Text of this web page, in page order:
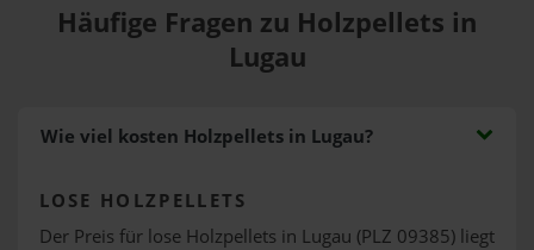
Häufige Fragen zu Holzpellets in
Lugau
Wie viel kosten Holzpellets in Lugau?
LOSE HOLZPELLETS
Der Preis für lose Holzpellets in Lugau (PLZ 09385) liegt